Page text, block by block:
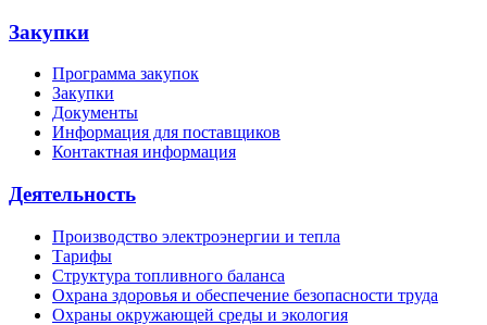
Закупки
Программа закупок
Закупки
Документы
Информация для поставщиков
Контактная информация
Деятельность
Производство электроэнергии и тепла
Тарифы
Структура топливного баланса
Охрана здоровья и обеспечение безопасности труда
Охраны окружающей среды и экология